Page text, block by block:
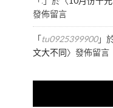
發佈留言
「tu0925399900」
文大不同〉發佈留言